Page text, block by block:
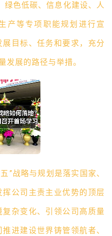
绿色低碳、信息化建设、人
产等专项职能规划进行宣
目标、任务和要求，充分
发展的路径与举措。
”战略与规划是落实国家、
公司主责主业优势的顶层
杂变化、引领公司高质量
进建设世界铸管领航者、